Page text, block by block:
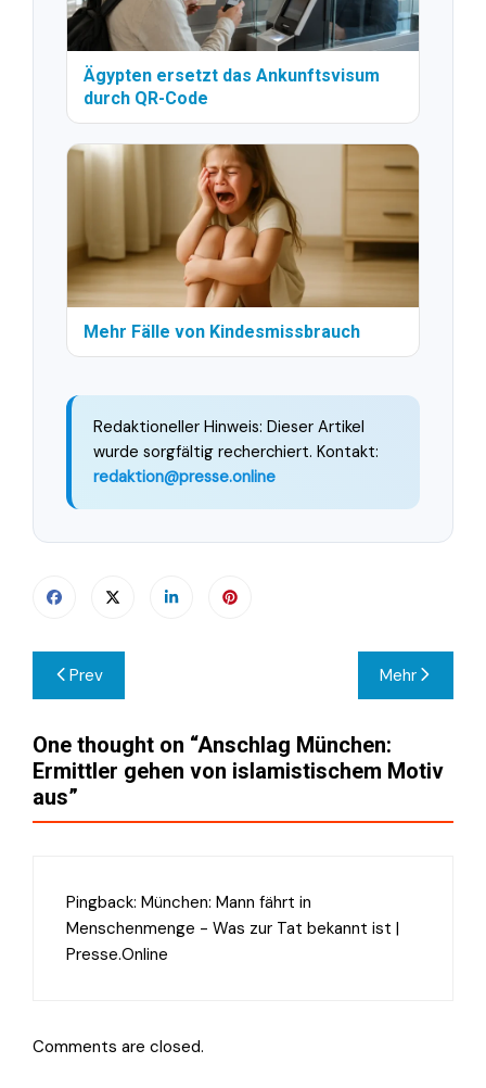
Ägypten ersetzt das Ankunftsvisum
durch QR-Code
Mehr Fälle von Kindesmissbrauch
Redaktioneller Hinweis: Dieser Artikel
wurde sorgfältig recherchiert. Kontakt:
redaktion@presse.online
Beitragsnavigation
Prev Mehr
One thought on “Anschlag München:
Ermittler gehen von islamistischem Motiv
aus”
Pingback: München: Mann fährt in
Menschenmenge - Was zur Tat bekannt ist |
Presse.Online
Comments are closed.